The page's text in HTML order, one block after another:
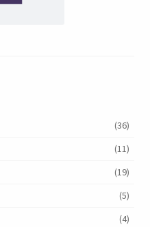
(36)
(11)
(19)
(5)
(4)